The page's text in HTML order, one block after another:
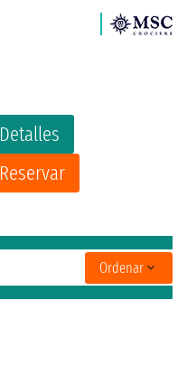
Detalles
Reservar
Ordenar